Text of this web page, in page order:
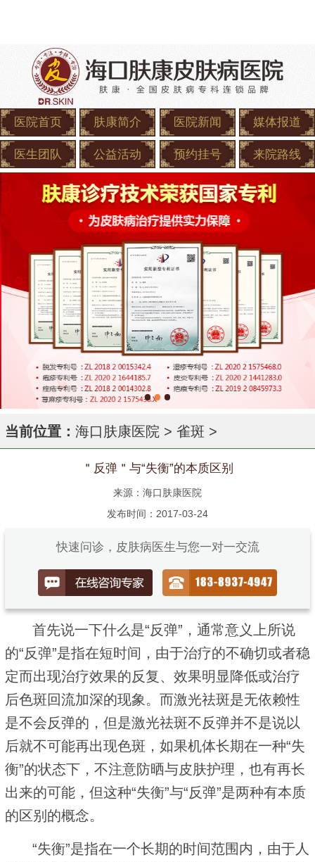
医院首页 肤康简介 医院新闻 媒体报道
医生团队 公益活动 预约挂号 来院路线
当前位置： 海口肤康医院 > 雀斑 >
＂反弹＂与“失衡”的本质区别
来源：海口肤康医院
发布时间：2017-03-24
快速问诊，皮肤病医生与您一对一交流
首先说一下什么是“反弹”，通常意义上所说
的“反弹”是指在短时间，由于治疗的不确切或者稳
定而出现治疗效果的反复、效果明显降低或治疗
后色斑回流加深的现象。而激光祛斑是无依赖性
是不会反弹的，但是激光祛斑不反弹并不是说以
后就不可能再出现色斑，如果机体长期在一种“失
衡”的状态下，不注意防晒与皮肤护理，也有再长
出来的可能，但这种“失衡”与“反弹”是两种有本质
的区别的概念。
“失衡”是指在一个长期的时间范围内，由于人